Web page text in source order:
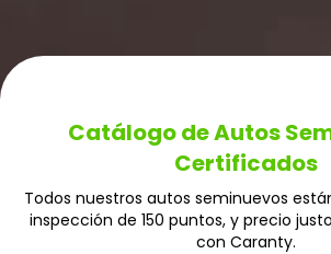
Catálogo de Autos
Certificados
Todos nuestros autos seminuevos
inspección de 150 puntos, y precio
con Caranty.